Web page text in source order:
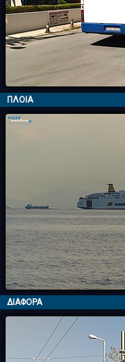
ΠΛΟΙΑ
ΔΙΑΦΟΡΑ